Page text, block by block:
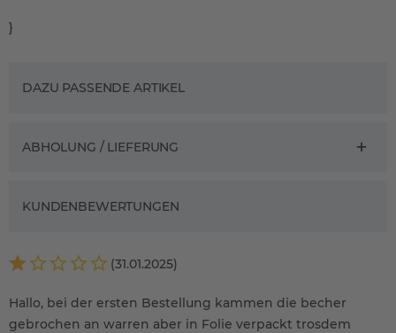
}
DAZU PASSENDE ARTIKEL
ABHOLUNG / LIEFERUNG
KUNDENBEWERTUNGEN
(31.01.2025)
Hallo, bei der ersten Bestellung kammen die becher
gebrochen an warren aber in Folie verpackt trosdem